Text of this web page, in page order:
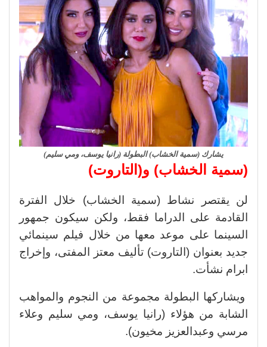
يشارك (سمية الخشاب) البطولة (رانيا يوسف، ومي سليم)
(سمية الخشاب) و(التاروت)
لن يقتصر نشاط (سمية الخشاب) خلال الفترة
القادمة على الدراما فقط، ولكن سيكون جمهور
السينما على موعد معها من خلال فيلم سينمائي
جديد بعنوان (التاروت) تأليف معتز المفتى، وإخراج
ابرام نشأت.
ويشاركها البطولة مجموعة من النجوم والمواهب
الشابة من هؤلاء (رانيا يوسف، ومي سليم وعلاء
مرسي وعبدالعزيز مخيون).